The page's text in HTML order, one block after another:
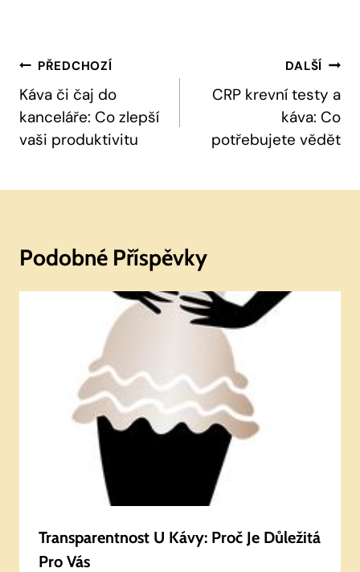
Navigace
Pro
Příspěvek
PŘEDCHOZÍ
Káva či čaj do
kanceláře: Co zlepší
vaši produktivitu
DALŠÍ
CRP krevní testy a
káva: Co
potřebujete vědět
Podobné Příspěvky
Transparentnost U Kávy: Proč Je Důležitá
Pro Vás